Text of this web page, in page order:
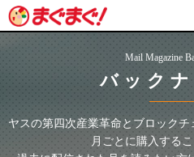
Mail Magazine
バック
ヤスの第四次産業革命とブロックチ
月ごとに購入する